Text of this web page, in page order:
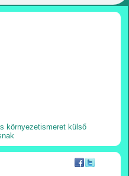
környezetismeret külső